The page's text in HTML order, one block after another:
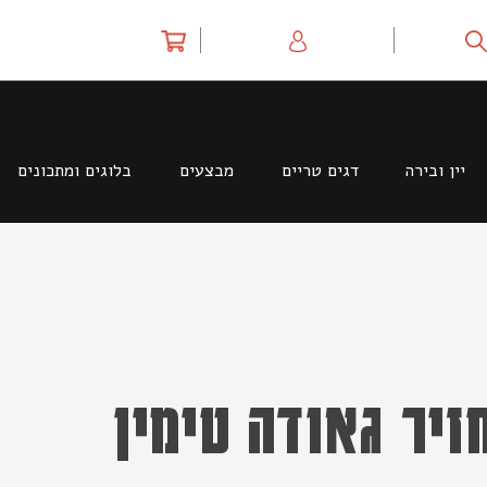
יין ובירה דגים טריים מבצעים בלוגים ומתכונים
גאודה טימין